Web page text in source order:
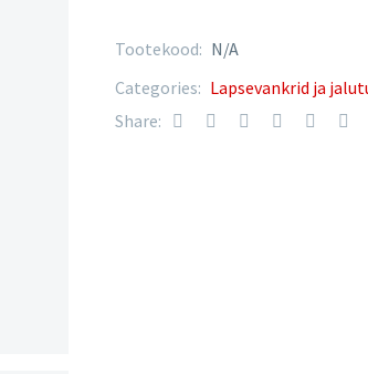
(blue)
Tootekood: N/A
Categories: Lapsevankrid ja
Share: